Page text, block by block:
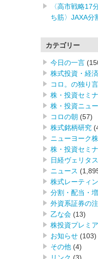
〈高市戦略17
ち筋〉JAXA分
カテゴリー
今日の一言
株式投資・経
コロ。の独り言
株・投資セミ
株・投資ニュ
コロの朝 (57)
株式銘柄研究
ニューヨーク
株・投資セミ
日経ヴェリタス
ニュース
株式レーティ
分割・配当・
外資系証券の
乙な会 (13)
株投資プレミ
お知らせ (103)
その他 (4)